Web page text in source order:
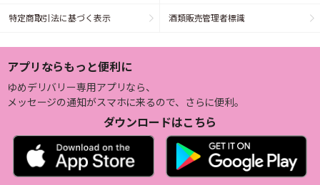
特定商取引法に基づく表示 酒類販売管理者標識
アプリならもっと便利に
ゆめデリバリー専用アプリなら、
メッセージの通知がスマホに来るので、さらに便利。
ダウンロードはこちら